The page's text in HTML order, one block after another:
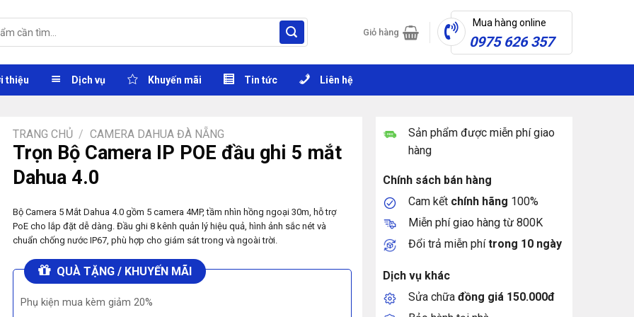
Giỏ hàng
Mua hàng online
0975 626 357
thiệu Dịch vụ Khuyến mãi Tin tức Liên hệ
TRANG CHỦ / CAMERA DAHUA ĐÀ NẴNG
Trọn Bộ Camera IP POE đầu ghi 5 mắt
Dahua 4.0
Bộ Camera 5 Mắt Dahua 4.0 gồm 5 camera 4MP, tầm nhìn hồng ngoại 30m, hỗ trợ
PoE cho lắp đặt dễ dàng. Đầu ghi 8 kênh quản lý hiệu quả, hình ảnh sắc nét và
chuẩn chống nước IP67, phù hợp cho giám sát trong và ngoài trời.
QUÀ TẶNG / KHUYẾN MÃI
Phụ kiện mua kèm giảm 20%
Sản phẩm được miễn phí giao
hàng
Chính sách bán hàng
Cam kết chính hãng 100%
Miễn phí giao hàng từ 800K
Đổi trả miễn phítrong 10 ngày
Dịch vụ khác
Sửa chữađồng giá 150.000đ